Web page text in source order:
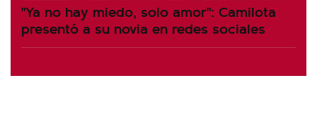
"Ya no hay miedo, solo amor": Camilota
presentó a su novia en redes sociales